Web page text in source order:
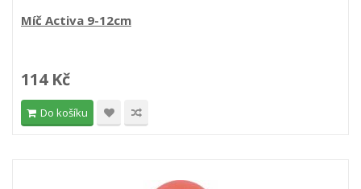
Míč Activa 9-12cm
114 Kč
Do košíku